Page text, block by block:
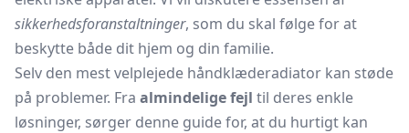
sikkerhedsforanstaltninger, som du skal følge for at
beskytte både dit hjem og din familie.
Selv den mest velplejede håndklæderadiator kan støde
på problemer. Fra almindelige fejl til deres enkle
løsninger, sørger denne guide for, at du hurtigt kan